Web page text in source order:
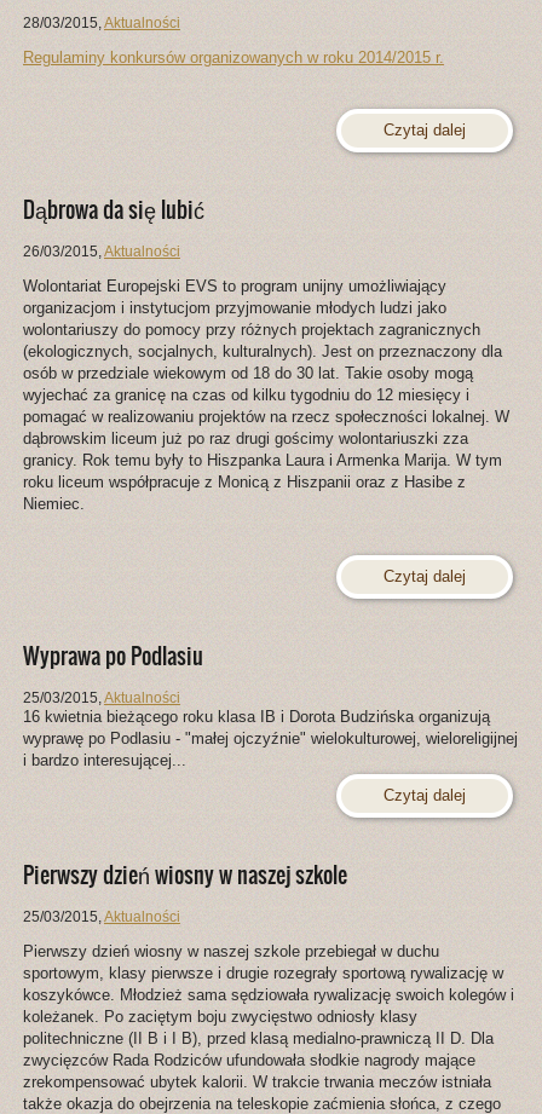
28/03/2015,Aktualności
Regulaminy konkursów organizowanych w roku 2014/2015 r.
Czytaj dalej
Dąbrowa da się lubić
26/03/2015,Aktualności
Wolontariat Europejski EVS to program unijny umożliwiający
organizacjom i instytucjom przyjmowanie młodych ludzi jako
wolontariuszy do pomocy przy różnych projektach zagranicznych
(ekologicznych, socjalnych, kulturalnych). Jest on przeznaczony dla
osób w przedziale wiekowym od 18 do 30 lat. Takie osoby mogą
wyjechać za granicę na czas od kilku tygodniu do 12 miesięcy i
pomagać w realizowaniu projektów na rzecz społeczności lokalnej. W
dąbrowskim liceum już po raz drugi gościmy wolontariuszki zza
granicy. Rok temu były to Hiszpanka Laura i Armenka Marija. W tym
roku liceum współpracuje z Monicą z Hiszpanii oraz z Hasibe z
Niemiec.
Czytaj dalej
Wyprawa po Podlasiu
25/03/2015,Aktualności
16 kwietnia bieżącego roku klasa IB i Dorota Budzińska organizują
wyprawę po Podlasiu - "małej ojczyźnie" wielokulturowej, wieloreligijnej
i bardzo interesującej...
Czytaj dalej
Pierwszy dzień wiosny w naszej szkole
25/03/2015,Aktualności
Pierwszy dzień wiosny w naszej szkole przebiegał w duchu
sportowym, klasy pierwsze i drugie rozegrały sportową rywalizację w
koszykówce. Młodzież sama sędziowała rywalizację swoich kolegów i
koleżanek. Po zaciętym boju zwycięstwo odniosły klasy
politechniczne (II B i I B), przed klasą medialno-prawniczą II D. Dla
zwycięzców Rada Rodziców ufundowała słodkie nagrody mające
zrekompensować ubytek kalorii. W trakcie trwania meczów istniała
także okazja do obejrzenia na teleskopie zaćmienia słońca, z czego